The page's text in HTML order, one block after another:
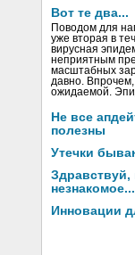
Вот те два...
Поводом для
уже вторая в
вирусная
неприятным
масштабных
давно.
ожидаемой.
Не все
полезны
Утечки
Здравствуй,
незнакомое...
Инновации